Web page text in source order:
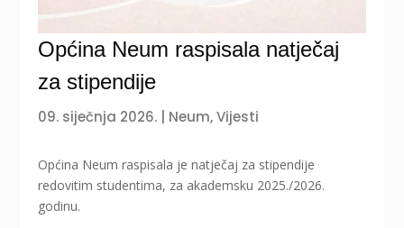
Općina Neum raspisala natječaj
za stipendije
09. siječnja 2026. Neum,Vijesti
Općina Neum raspisala je natječaj za stipendije
redovitim studentima, za akademsku 2025./2026.
godinu.